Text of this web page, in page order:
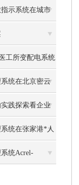
统项目的设计
示系统在城市
工所变配电系统
统在北京密云
用
践探索看企业
统在张家港*人
统Acrel-